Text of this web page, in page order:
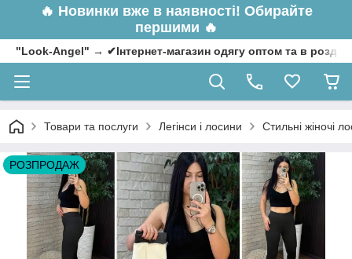
🔥 Новинки вже в наявності! Обирайте
першими 🔥
"Look-Angel" → ✔Інтернет-магазин одягу оптом та в
Товари та послуги Легінси і лосини Стильні жіночі
РОЗПРОДАЖ